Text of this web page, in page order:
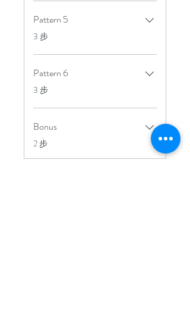
Pattern 5
.
3 步
Pattern 6
.
3 步
Bonus
.2 步